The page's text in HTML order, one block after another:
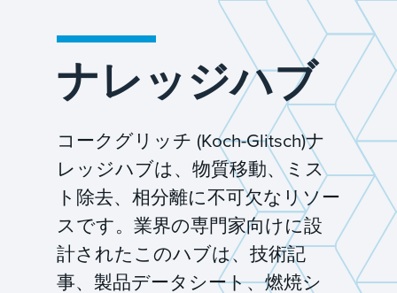
ナレッジハブ
コークグリッチ (Koch-Glitsch)ナ
レッジハブは、物質移動、ミス
ト除去、相分離に不可欠なリソー
スです。業界の専門家向けに設
計されたこのハブは、技術記
事、製品データシート、燃焼シ